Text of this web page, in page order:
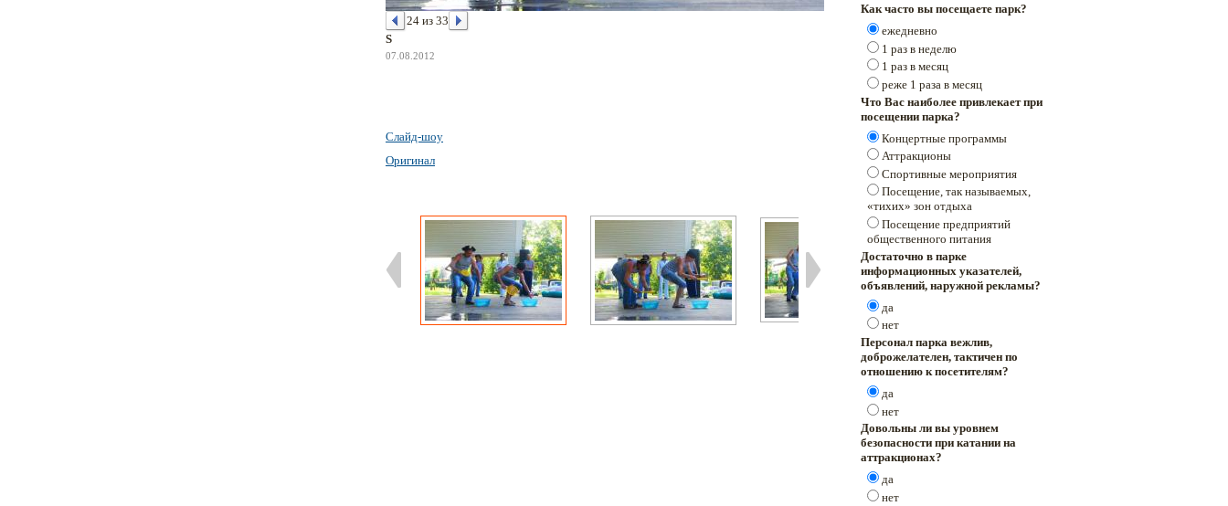
24 из 33
S
07.08.2012
Слайд-шоу
Оригинал
Как часто вы посещаете парк?
ежедневно
1 раз в неделю
1 раз в месяц
реже 1 раза в месяц
Что Вас наиболее привлекает при
посещении парка?
Концертные программы
Аттракционы
Спортивные мероприятия
Посещение, так называемых,
«тихих» зон отдыха
Посещение предприятий
общественного питания
Достаточно в парке
информационных указателей,
объявлений, наружной рекламы?
да
нет
Персонал парка вежлив,
доброжелателен, тактичен по
отношению к посетителям?
да
нет
Довольны ли вы уровнем
безопасности при катании на
аттракционах?
да
нет